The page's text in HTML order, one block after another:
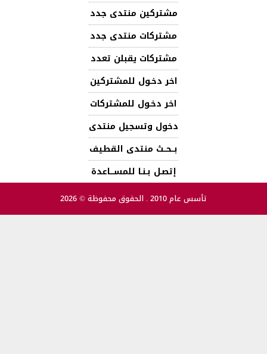
مشتركين منتدى جدد
مشتركات منتدى جدد
مشتركات يقبلن تعدد
اخر دخـول للمشتركين
اخر دخـول للمشتركات
دخول وتسجيل منتدى
بــحــث منتدى القطيف
إتصـل بـنـا للمســـاعدة
تأسس عام 2010 . الحقوق محفوظة © 2026